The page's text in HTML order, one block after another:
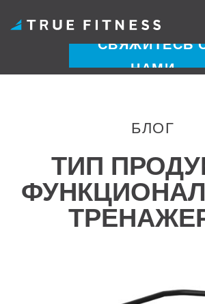
СВЯЖИТЕСЬ
НАМИ
БЛОГ
ТИП